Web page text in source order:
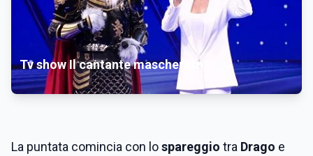
Tv show Il cantante mascherato
La puntata comincia con lospareggio tra Drago e